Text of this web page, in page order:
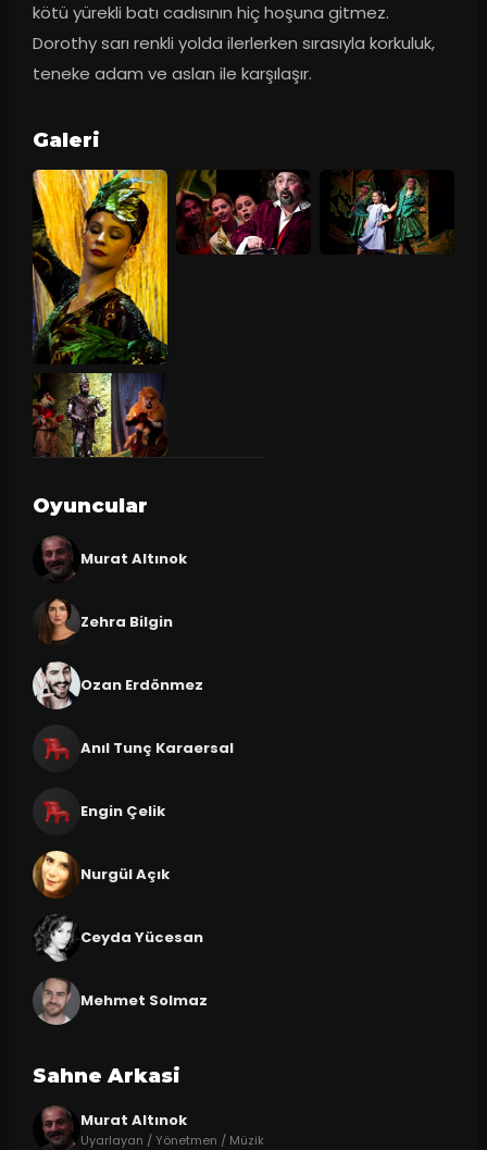
kötü yürekli batı cadısının hiç hoşuna gitmez.
Dorothy sarı renkli yolda ilerlerken sırasıyla korkuluk,
teneke adam ve aslan ile karşılaşır.
Galeri
Oyuncular
Murat Altınok
Zehra Bilgin
Ozan Erdönmez
Anıl Tunç Karaersal
Engin Çelik
Nurgül Açık
Ceyda Yücesan
Mehmet Solmaz
Sahne Arkasi
Murat Altınok
Uyarlayan / Yönetmen / Müzik